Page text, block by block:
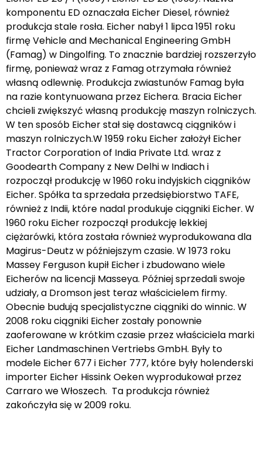
komponentu ED oznaczała Eicher Diesel, również
produkcja stale rosła. Eicher nabył 1 lipca 1951 roku
firmę Vehicle and Mechanical Engineering GmbH
(Famag) w Dingolfing. To znacznie bardziej rozszerzyło
firmę, ponieważ wraz z Famag otrzymała również
własną odlewnię. Produkcja zwiastunów Famag była
na razie kontynuowana przez Eichera. Bracia Eicher
chcieli zwiększyć własną produkcję maszyn rolniczych.
W ten sposób Eicher stał się dostawcą ciągników i
maszyn rolniczych.W 1959 roku Eicher założył Eicher
Tractor Corporation of India Private Ltd. wraz z
Goodearth Company z New Delhi w Indiach i
rozpoczął produkcję w 1960 roku indyjskich ciągników
Eicher. Spółka ta sprzedała przedsiębiorstwo TAFE,
również z Indii, które nadal produkuje ciągniki Eicher. W
1960 roku Eicher rozpoczął produkcję lekkiej
ciężarówki, która została również wyprodukowana dla
Magirus-Deutz w późniejszym czasie. W 1973 roku
Massey Ferguson kupił Eicher i zbudowano wiele
Eicherów na licencji Masseya. Później sprzedali swoje
udziały, a Dromson jest teraz właścicielem firmy.
Obecnie budują specjalistyczne ciągniki do winnic. W
2008 roku ciągniki Eicher zostały ponownie
zaoferowane w krótkim czasie przez właściciela marki
Eicher Landmaschinen Vertriebs GmbH. Były to
modele Eicher 677 i Eicher 777, które były holenderski
importer Eicher Hissink Oeken wyprodukował przez
Carraro we Włoszech. Ta produkcja również
zakończyła się w 2009 roku.